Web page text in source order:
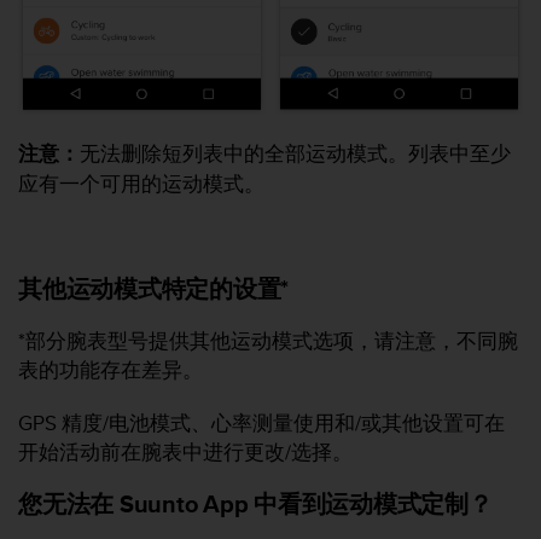
注意： 无法删除短列表中的全部运动模式。列表中至少
应有一个可用的运动模式。
其他运动模式特定的设置*
*部分腕表型号提供其他运动模式选项，请注意，不同腕
表的功能存在差异。
GPS 精度/电池模式、心率测量使用和/或其他设置可在
开始活动前在腕表中进行更改/选择。
您无法在 Suunto App 中看到运动模式定制？